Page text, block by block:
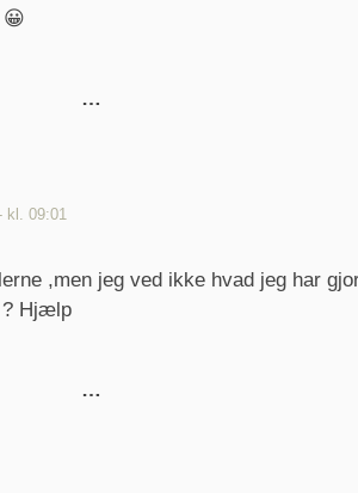
kl. 09:01
,men jeg ved ikke hvad jeg har
? Hjælp